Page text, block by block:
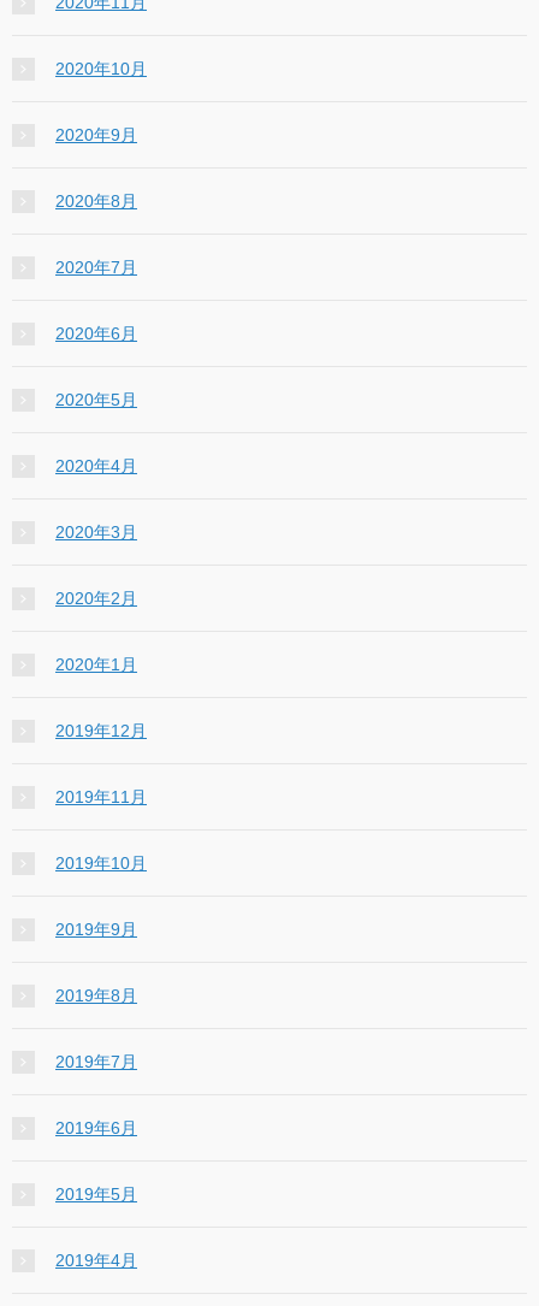
2020年10月
2020年9月
2020年8月
2020年7月
2020年6月
2020年5月
2020年4月
2020年3月
2020年2月
2020年1月
2019年12月
2019年11月
2019年10月
2019年9月
2019年8月
2019年7月
2019年6月
2019年5月
2019年4月